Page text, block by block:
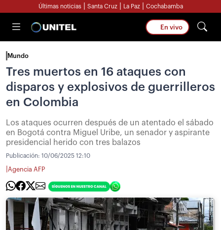
Últimas noticias Santa Cruz La Paz Cochabamba
En vivo
Mundo
Tres muertos en 16 ataques con
disparos y explosivos de guerrilleros
en Colombia
Los ataques ocurren después de un atentado el sábado
en Bogotá contra Miguel Uribe, un senador y aspirante
presidencial herido con tres balazos
Publicación: 10/06/2025 12:10
Agencia AFP